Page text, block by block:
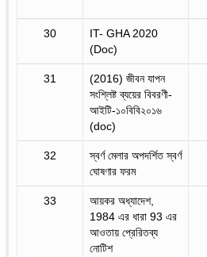
30
IT- GHA 2020
(Doc)
31
(2016) জীবন যাপন
সংশ্লিষ্ট ব্যয়ের বিবরণী-
আইটি-১০বিবি২০১৬
(doc)
32
স্বর্ণ মেলার অপদর্শিত স্বর্ণ
ঘোষণার ফরম
33
আয়কর অধ্যাদেশ,
1984 এর ধারা 93 এর
আওতায় প্রেরিতব্য
নোটিশ